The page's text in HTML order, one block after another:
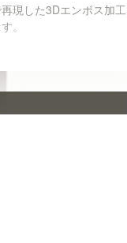
現した3Dエンボス加工
。